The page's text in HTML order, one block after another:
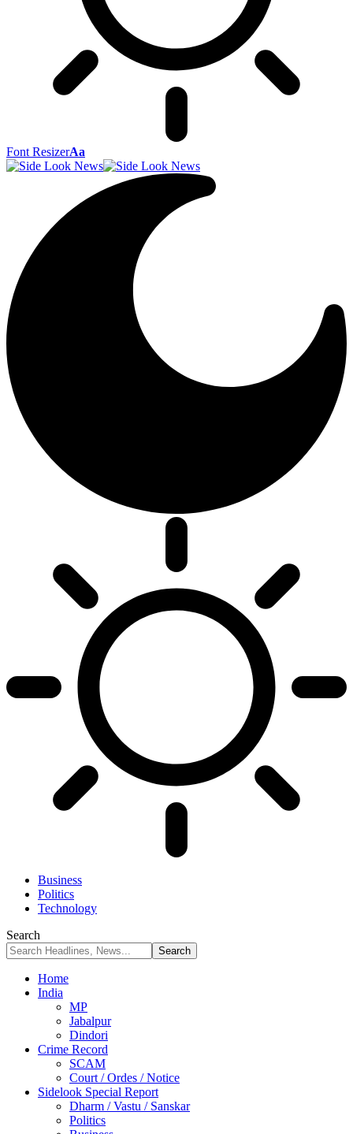
Font ResizerAa
Business
Politics
Technology
Search
Home
India
MP
Jabalpur
Dindori
Crime Record
SCAM
Court / Ordes / Notice
Sidelook Special Report
Dharm / Vastu / Sanskar
Politics